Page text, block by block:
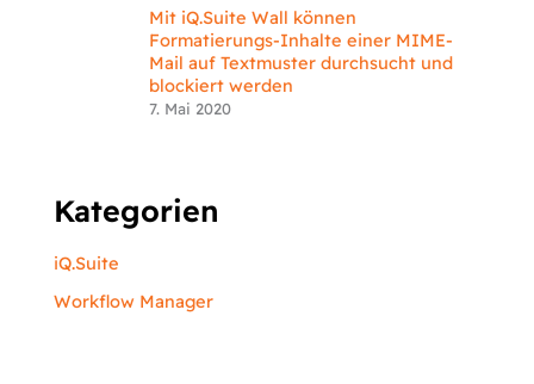
Mit iQ.Suite Wall können
Formatierungs-Inhalte einer MIME-
Mail auf Textmuster durchsucht und
blockiert werden
7. Mai 2020
Kategorien
iQ.Suite
Workflow Manager